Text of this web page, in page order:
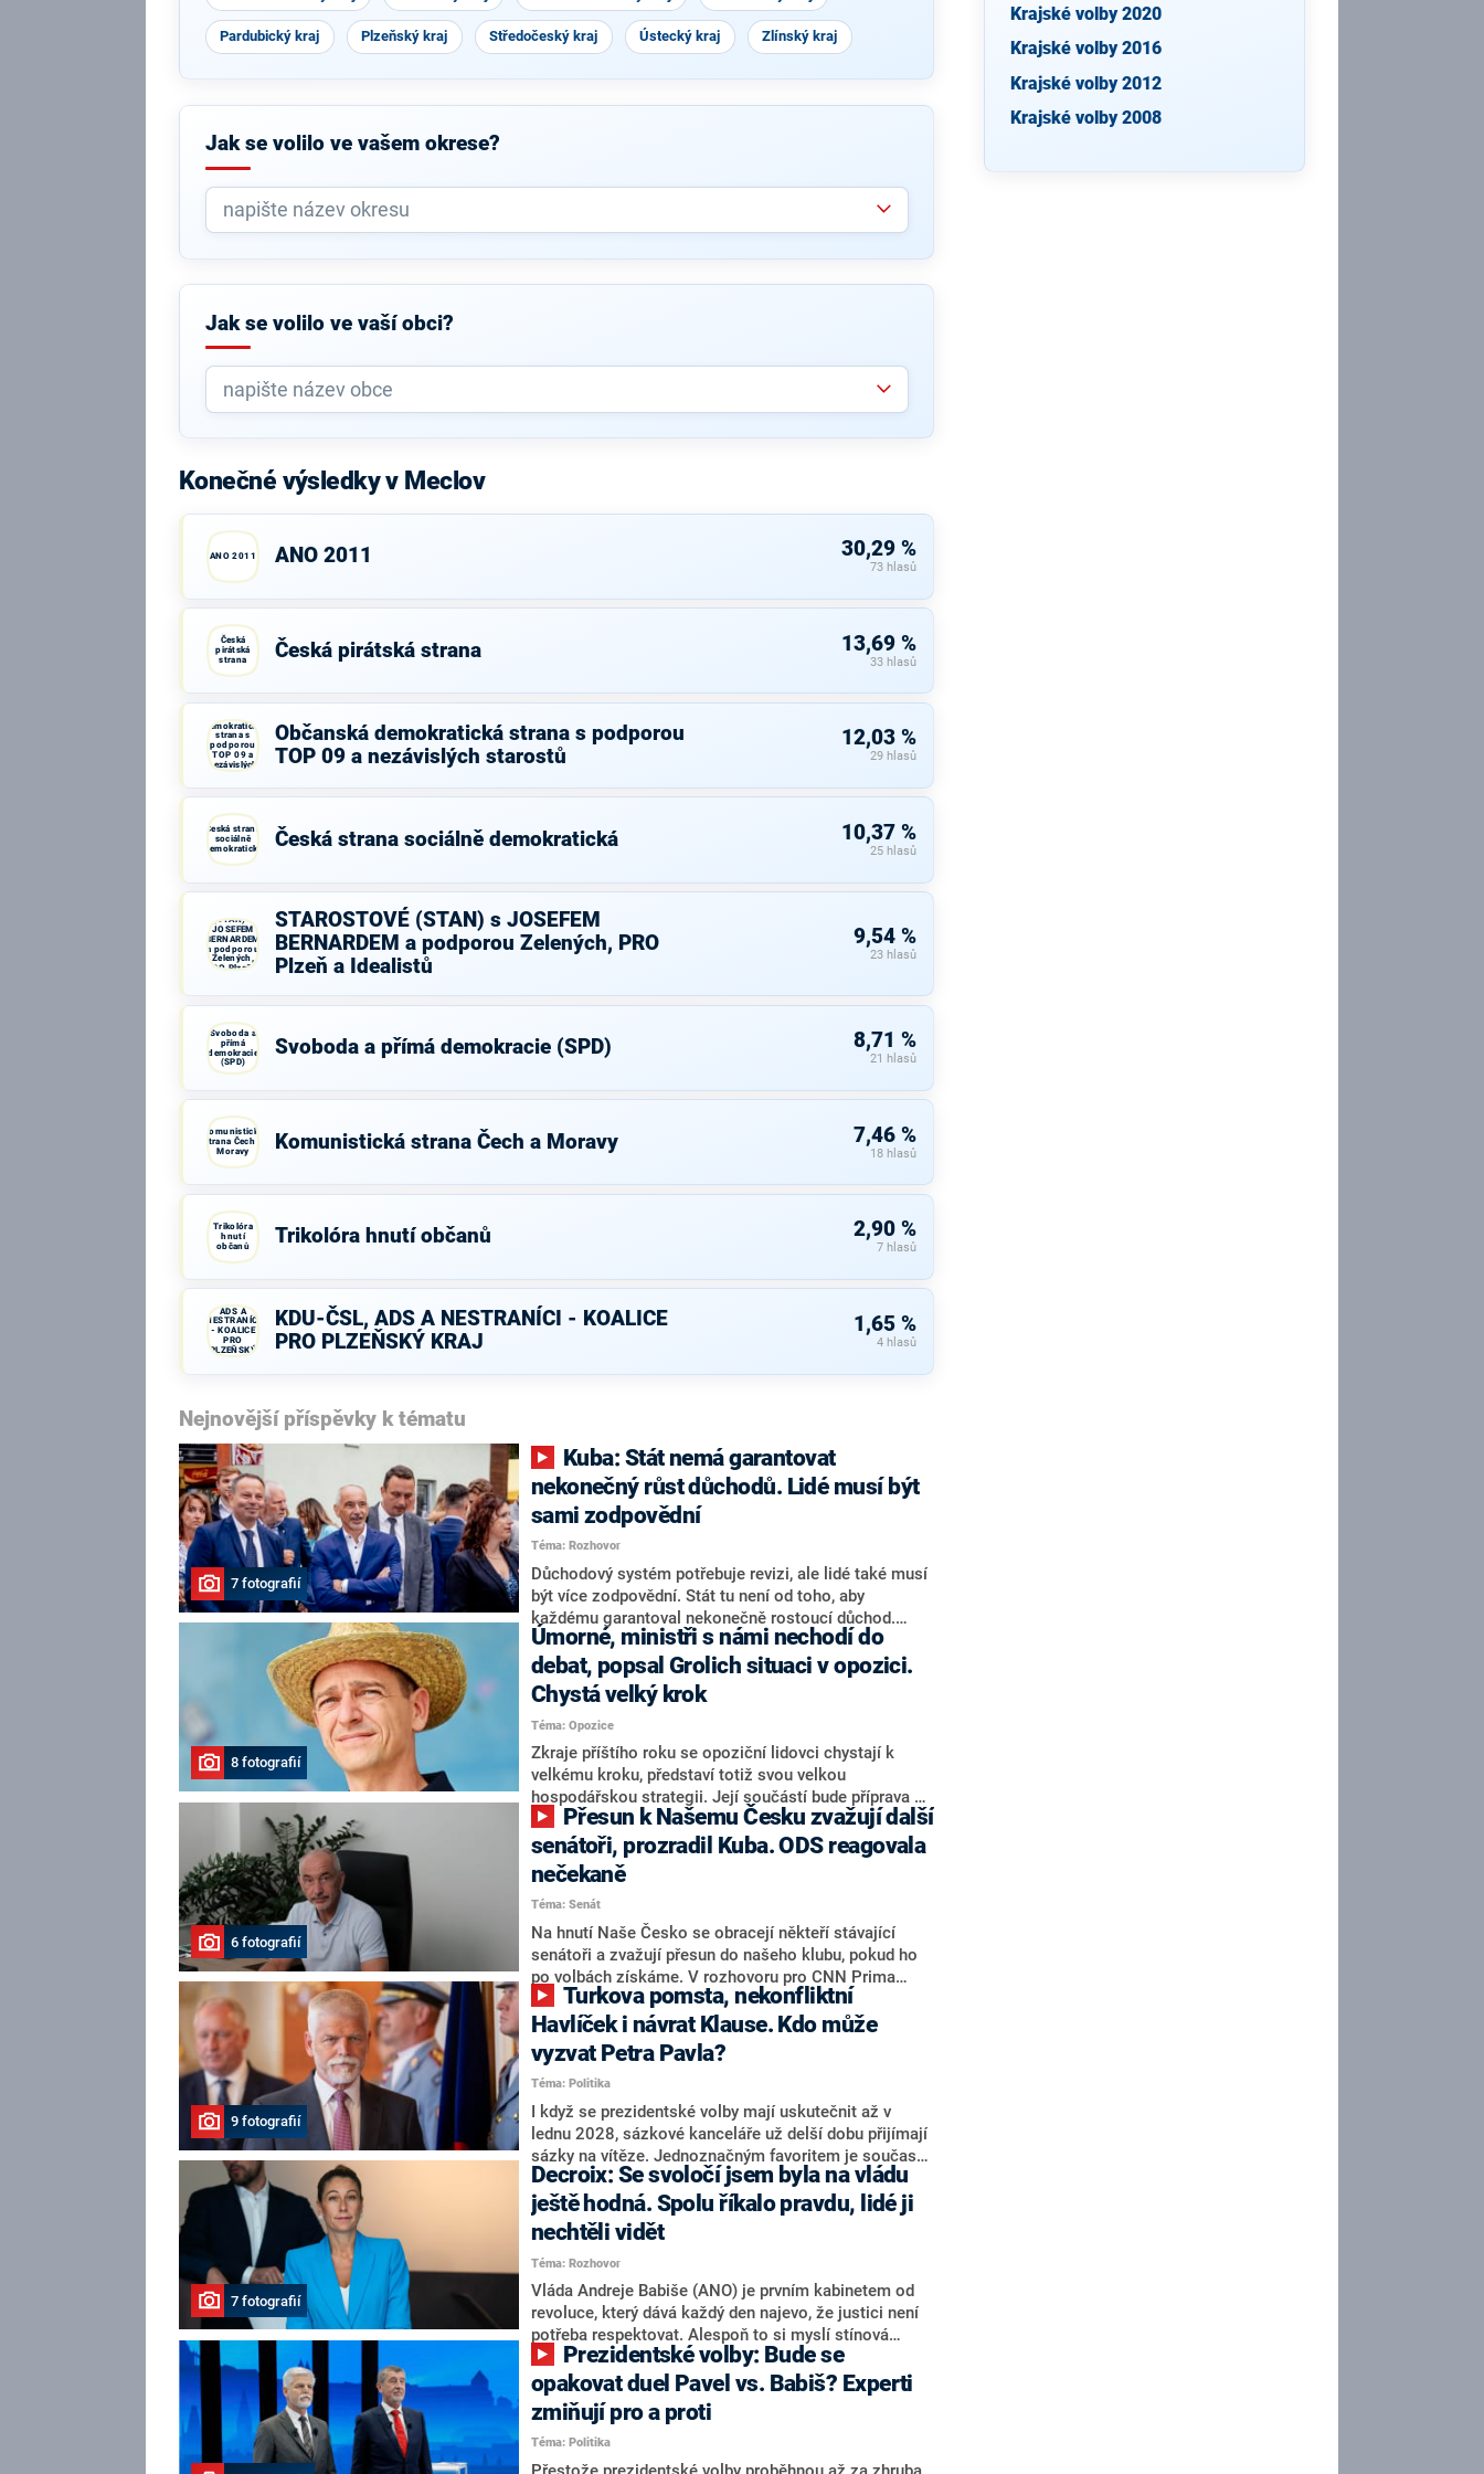
Pardubický kraj Plzeňský kraj Středočeský kraj Ústecký kraj Zlínský kraj
Jak se volilo ve vašem okrese?
Jak se volilo ve vaší obci?
Konečné výsledky v Meclov
ANO 2011 ANO 2011 30,29 %
73 hlasů
Česká
pirátská
strana
Česká pirátská strana 13,69 %
33 hlasů
demokratická
strana s
podporou
TOP 09 a
nezávislých
starostů
Občanská demokratická strana s podporou
TOP 09 a nezávislých starostů
12,03 %
29 hlasů
Česká strana
sociálně
demokratická
Česká strana sociálně demokratická 10,37 %
25 hlasů
(STAN) s
JOSEFEM
BERNARDEM
a podporou
Zelených,
PRO Plzeň a
STAROSTOVÉ (STAN) s JOSEFEM
BERNARDEM a podporou Zelených, PRO
Plzeň a Idealistů
9,54 %
23 hlasů
Svoboda a
přímá
demokracie
(SPD)
Svoboda a přímá demokracie (SPD) 8,71 %
21 hlasů
Komunistická
strana Čech a
Moravy
Komunistická strana Čech a Moravy 7,46 %
18 hlasů
Trikolóra
hnutí
občanů
Trikolóra hnutí občanů 2,90 %
7 hlasů
ADS A
NESTRANÍCI
- KOALICE
PRO
PLZEŇSKÝ
KRAJ
KDU-ČSL, ADS A NESTRANÍCI - KOALICE
PRO PLZEŇSKÝ KRAJ
1,65 %
4 hlasů
Nejnovější příspěvky k tématu
7 fotografií
nekonečný růst důchodů. Lidé musí být
sami zodpovědní
Téma: Rozhovor
Důchodový systém potřebuje revizi, ale lidé také musí
být více zodpovědní. Stát tu není od toho, aby
každému garantoval nekonečně rostoucí důchod.
Chybí tu nový systém a my ho představíme,řekl
hejtman Jihočeského kraje a předseda hnutí Naše
Česko Martin Kuba v rozhovoru pro CNN Prima NEWS.
V čele státu pak podle něj nemůže být člověk, který by
střetem zájmů omezoval čerpání financí a rozvoj,
dodal. Řešení u Andreje Babiše ale hodnotit nechtěl.
8 fotografií
Úmorné, ministři s námi nechodí do
debat, popsal Grolich situaci v opozici.
Chystá velký krok
Téma: Opozice
Zkraje příštího roku se opoziční lidovci chystají k
velkému kroku, představí totiž svou velkou
hospodářskou strategii. Její součástí bude příprava na
stárnutí populace, řekl ve středu na setkání s novináři
nový předseda lidovců Jan Grolich. Ten zároveň v
senátních volbách kandiduje ve Vyškově. Popsal i
aktivitu opozice, o níž vládní strany nebo političtí
komentátoři mluví jako o slabé a v defenzivě. „Je to
úmorná práce upozorňovat na chyby vlády. Ministři s
námi navíc nechodí do debat. Chceme ale ukazovat
svoje témata,“ odpověděl Grolich na dotaz CNN Prima
NEWS.
6 fotografií
senátoři, prozradil Kuba. ODS reagovala
nečekaně
Téma: Senát
Na hnutí Naše Česko se obracejí někteří stávající
senátoři a zvažují přesun do našeho klubu, pokud ho
po volbách získáme. V rozhovoru pro CNN Prima
NEWS to řekl zakladatel hnutí a jihočeský hejtman
Martin Kuba. Konkrétní nebyl, ale získat by takto mohl
například senátora Zdeňka Hrabu, který je dnes
součástí klubu ODS a TOP 09. Hraba to na dotaz
redakce nevyloučil. Předseda klubu senátorů ODS
Zdeněk Nytra redakci řekl, že počítá s odchodem
některých senátorů z klubu a že Naše Česko není
nepřítel, ale soupeř.
9 fotografií
Havlíček i návrat Klause. Kdo může
vyzvat Petra Pavla?
Téma: Politika
I když se prezidentské volby mají uskutečnit až v
lednu 2028, sázkové kanceláře už delší dobu přijímají
sázky na vítěze. Jednoznačným favoritem je současná
hlava státu Petr Pavel. Daleko za ním pak bookmakeři
zmiňují dva výrazné politiky ANO, tedy premiéra
Andreje Babiše a ministra průmyslu Karla Havlíčka.
Oblíbeným tipem samotných sázkařů je poslanec za
Motoristy Filip Turek. Politolog Jan Kubáček nicméně
o případné kandidatuře kohokoliv ze zmíněné trojice
značně pochybuje. Podle něj současná koalice dosud
nemá osobu, která by Pavlovi mohla konkurovat.
7 fotografií
Decroix: Se svoločí jsem byla na vládu
ještě hodná. Spolu říkalo pravdu, lidé ji
nechtěli vidět
Téma: Rozhovor
Vláda Andreje Babiše (ANO) je prvním kabinetem od
revoluce, který dává každý den najevo, že justici není
potřeba respektovat. Alespoň to si myslí stínová
ministryně spravedlnosti ODS Eva Decroix. V
rozhovoru pro CNN Prima NEWS si nebrala servítky
ohledně politického výkonu svého nástupce Jeronýma
Tejce (za ANO) či vládní zmocněnkyně pro lidská
práva Taťány Malé (ANO). Označením „svoloč“ na
adresu vlády prý byla ještě hodná. Decroix se také
opakovat duel Pavel vs. Babiš? Experti
zmiňují pro a proti
Téma: Politika
Krajské volby 2020
Krajské volby 2016
Krajské volby 2012
Krajské volby 2008